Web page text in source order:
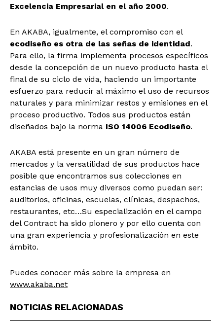
NOTICIAS RELACIONADAS
Excelencia Empresarial en el año 2000.
En AKABA, igualmente, el compromiso con el
ecodiseño es otra de las señas de identidad.
Para ello, la firma implementa procesos específicos
desde la concepción de un nuevo producto hasta el
final de su ciclo de vida, haciendo un importante
esfuerzo para reducir al máximo el uso de recursos
naturales y para minimizar restos y emisiones en el
proceso productivo. Todos sus productos están
diseñados bajo la norma ISO 14006 Ecodiseño.
AKABA está presente en un gran número de
mercados y la versatilidad de sus productos hace
posible que encontramos sus colecciones en
estancias de usos muy diversos como puedan ser:
auditorios, oficinas, escuelas, clínicas, despachos,
restaurantes, etc…Su especialización en el campo
del Contract ha sido pionero y por ello cuenta con
una gran experiencia y profesionalización en este
ámbito.
Puedes conocer más sobre la empresa en
www.akaba.net